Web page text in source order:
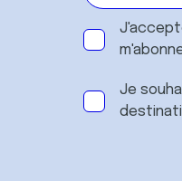
Je